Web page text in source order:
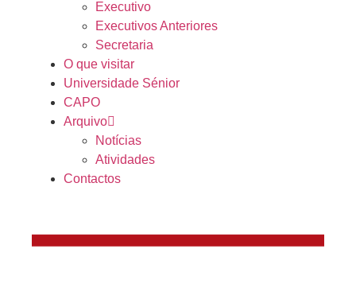
Executivo
Executivos Anteriores
Secretaria
O que visitar
Universidade Sénior
CAPO
Arquivo
Notícias
Atividades
Contactos